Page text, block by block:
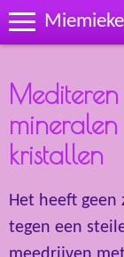
Miemieke
kristallen
Het heeft geen
tegen een